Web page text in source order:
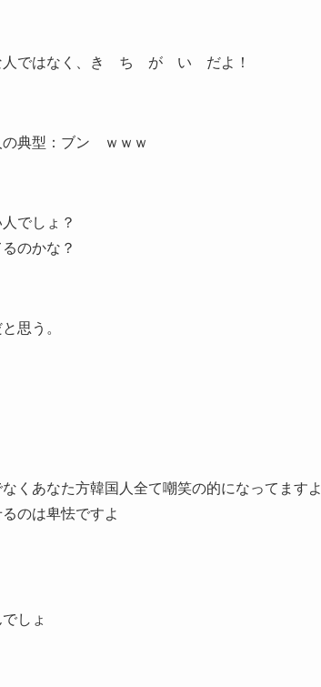
人ではなく、き ち が い だよ！
の典型：ブン ｗｗｗ
でしょ？
のかな？
思う。
くあなた方韓国人全て嘲笑の的になってますよ
のは卑怯ですよ
しょ